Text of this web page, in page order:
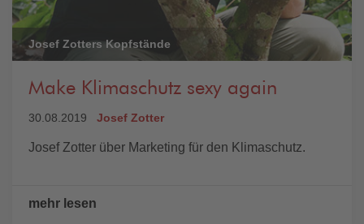
Josef Zotters Kopfstände
Make Klimaschutz sexy again
30.08.2019 Josef Zotter
Josef Zotter über Marketing für den Klimaschutz.
mehr lesen